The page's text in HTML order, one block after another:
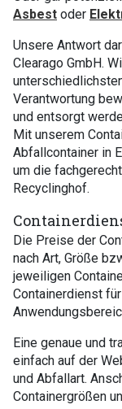
Asbest oder
Unsere Antwort
Clearago GmbH.
Verantwortung
und entsorgt
Mit unserem
Abfallcontainer in
um die
Recyclinghof.
Die Preise der
nach Art, Größe
jeweiligen
Containerdienst
Eine genaue und
einfach auf der
und Abfallart.
Containergrößen